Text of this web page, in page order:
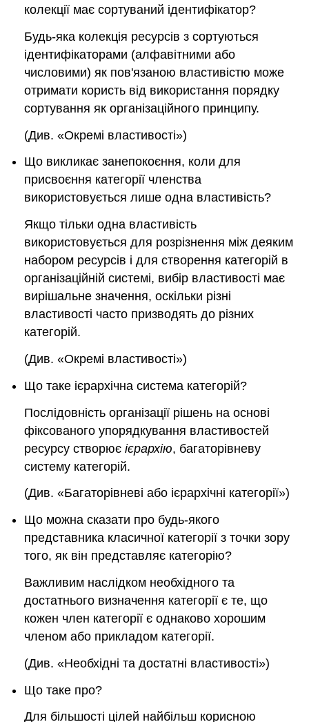
колекції має сортуваний ідентифікатор?
Будь-яка колекція ресурсів з сортуються
ідентифікаторами (алфавітними або
числовими) як пов'язаною властивістю може
отримати користь від використання порядку
сортування як організаційного принципу.
(Див. «Окремі властивості»)
Що викликає занепокоєння, коли для
присвоєння категорії членства
використовується лише одна властивість?
Якщо тільки одна властивість
використовується для розрізнення між деяким
набором ресурсів і для створення категорій в
організаційній системі, вибір властивості має
вирішальне значення, оскільки різні
властивості часто призводять до різних
категорій.
(Див. «Окремі властивості»)
Що таке ієрархічна система категорій?
Послідовність організації рішень на основі
фіксованого упорядкування властивостей
ресурсу створюєієрархію, багаторівневу
систему категорій.
(Див. «Багаторівневі або ієрархічні категорії»)
Що можна сказати про будь-якого
представника класичної категорії з точки зору
того, як він представляє категорію?
Важливим наслідком необхідного та
достатнього визначення категорії є те, що
кожен член категорії є однаково хорошим
членом або прикладом категорії.
(Див. «Необхідні та достатні властивості»)
Що таке про?
Для більшості цілей найбільш корисною